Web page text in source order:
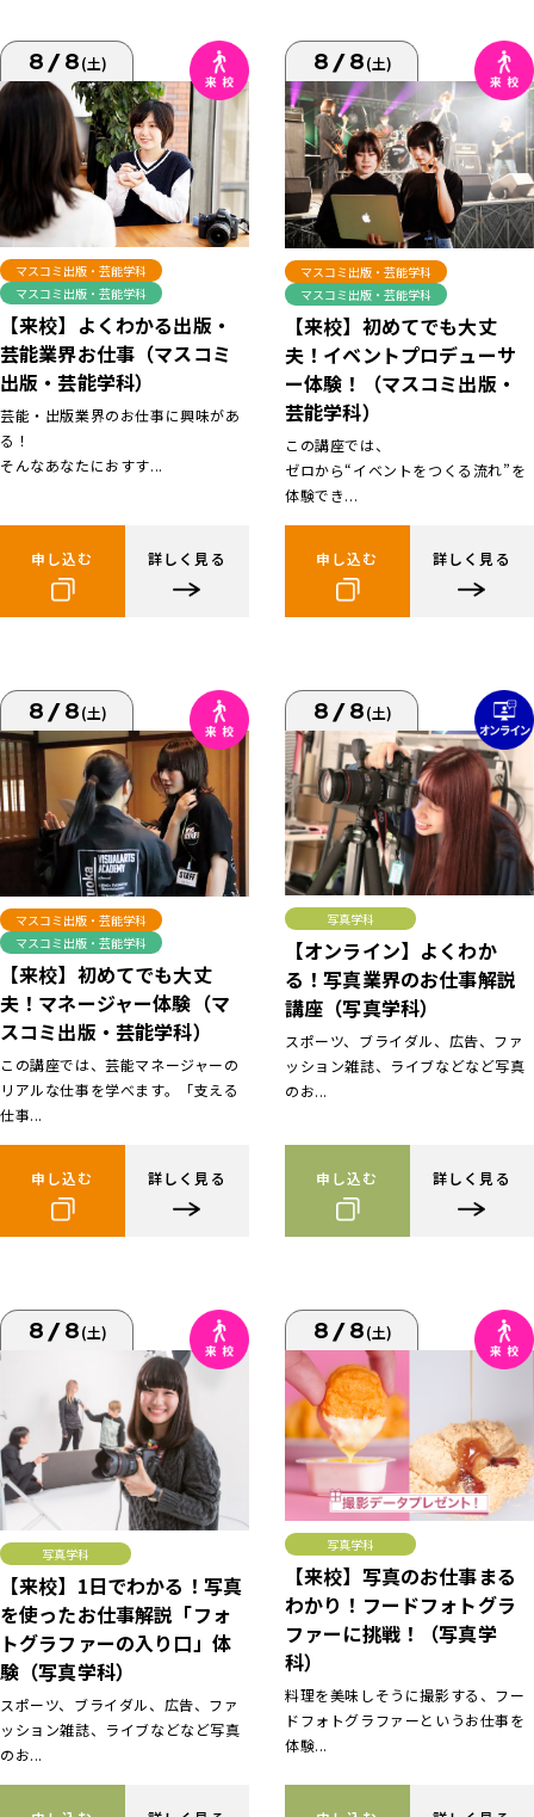
8/8(土)
マスコミ出版・芸能学科
マスコミ出版・芸能学科
【来校】よくわかる出版・
芸能業界お仕事（マスコミ
出版・芸能学科）
芸能・出版業界のお仕事に興味があ
る！
そんなあなたにおすす...
申し込む 詳しく見る
8/8(土)
マスコミ出版・芸能学科
マスコミ出版・芸能学科
【来校】初めてでも大丈
夫！イベントプロデューサ
ー体験！（マスコミ出版・
芸能学科）
この講座では、
ゼロから“イベントをつくる流れ”を
体験でき...
申し込む 詳しく見る
8/8(土)
マスコミ出版・芸能学科
マスコミ出版・芸能学科
【来校】初めてでも大丈
夫！マネージャー体験（マ
スコミ出版・芸能学科）
この講座では、芸能マネージャーの
リアルな仕事を学べます。「支える
仕事...
申し込む 詳しく見る
8/8(土)
写真学科
【オンライン】よくわか
る！写真業界のお仕事解説
講座（写真学科）
スポーツ、ブライダル、広告、ファ
ッション雑誌、ライブなどなど写真
のお...
申し込む 詳しく見る
8/8(土)
写真学科
【来校】1日でわかる！写真
を使ったお仕事解説「フォ
トグラファーの入り口」体
験（写真学科）
スポーツ、ブライダル、広告、ファ
ッション雑誌、ライブなどなど写真
のお...
8/8(土)
写真学科
【来校】写真のお仕事まる
わかり！フードフォトグラ
ファーに挑戦！（写真学
科）
料理を美味しそうに撮影する、フー
ドフォトグラファーというお仕事を
体験...